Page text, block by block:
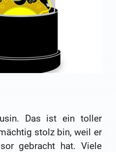
Das ist ein toller
stolz bin, weil er
gebracht hat. Viele